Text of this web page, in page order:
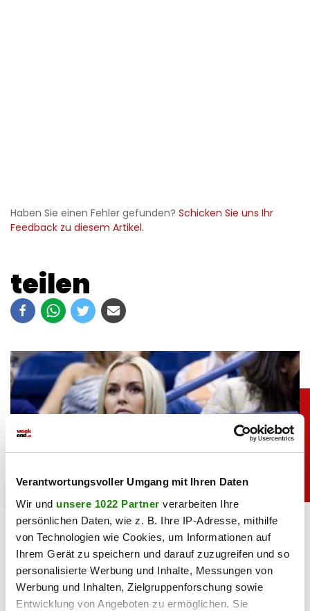
Verantwortungsvoller Umgang mit Ihren Daten
Wir und unsere 1022 Partner verarbeiten Ihre
persönlichen Daten, wie z. B. Ihre IP-Adresse, mithilfe
von Technologien wie Cookies, um Informationen auf
Ihrem Gerät zu speichern und darauf zuzugreifen und so
personalisierte Werbung und Inhalte, Messungen von
Werbung und Inhalten, Zielgruppenforschung sowie
Entwicklung von Angeboten zu ermöglichen. Sie
Haben Sie einen Fehler gefunden? Schicken Sie uns Ihr
Feedback zu diesem Artikel.
teilen
Heiß: Lindsey Vonn zeigt Traumfigur im Urlaub
06.08.2026 UM 09:28,JOVANA BOROJEVIC
Lindsey Vonn begeistert mit einem neuen Urlaubsfoto. Im
roten Bikini zeigt die Ski-Legende ihre Traumfigur und
genießt entspannte Stunden am Meer.